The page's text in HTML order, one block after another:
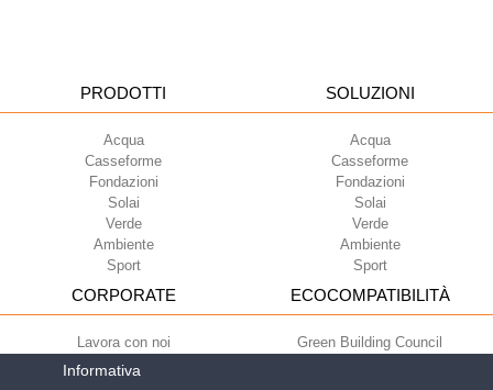
PRODOTTI
Acqua
Casseforme
Fondazioni
Solai
Verde
Ambiente
Sport
SOLUZIONI
Acqua
Casseforme
Fondazioni
Solai
Verde
Ambiente
Sport
CORPORATE
Lavora con noi
Termini di utilizzo
ECOCOMPATIBILITÀ
Green Building Council
Informativa